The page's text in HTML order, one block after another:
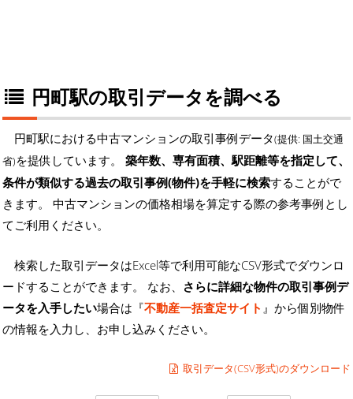
円町駅の取引データを調べる
円町駅における中古マンションの取引事例データ(提供: 国土交通
省)を提供しています。 築年数、専有面積、駅距離等を指定して、
条件が類似する過去の取引事例(物件)を手軽に検索することがで
きます。 中古マンションの価格相場を算定する際の参考事例とし
てご利用ください。
検索した取引データはExcel等で利用可能なCSV形式でダウンロ
ードすることができます。 なお、 さらに詳細な物件の取引事例デ
ータを入手したい場合は『不動産一括査定サイト 』から個別物件
の情報を入力し、お申し込みください。
取引データ(CSV形式)のダウンロード